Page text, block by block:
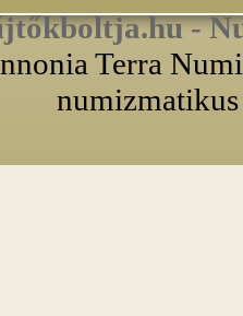
-
Terra
numizmatikus